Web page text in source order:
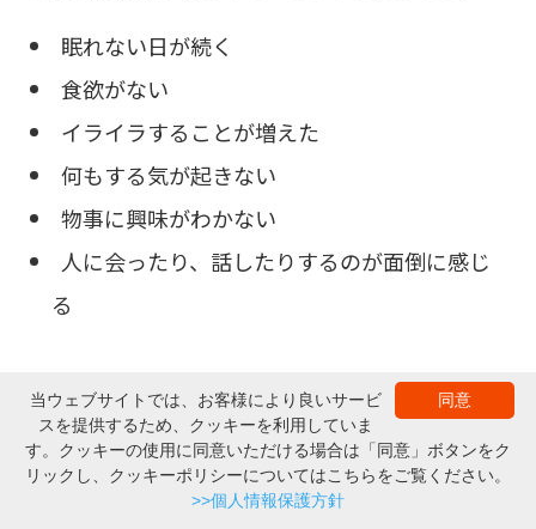
眠れない日が続く
食欲がない
イライラすることが増えた
何もする気が起きない
物事に興味がわかない
人に会ったり、話したりするのが面倒に感じ
る
このような状態が続く場合は、無理をせず、休息
をとることが大切です。介護疲れは、身体的な症
状だけでなく、精神的な症状として現れることも
▲ページの上部へ
購入する カタログ・取説
同意
当ウェブサイトでは、お客様により良いサービ
スを提供するため、クッキーを利用していま
す。クッキーの使用に同意いただける場合は「同意」ボタンをク
リックし、クッキーポリシーについてはこちらをご覧ください。
>>個人情報保護方針